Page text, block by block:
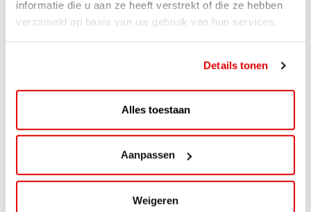
informatie die u aan ze heeft verstrekt of die ze hebben
verzameld op basis van uw gebruik van hun services.
Details tonen
Alles toestaan
Aanpassen
Weigeren